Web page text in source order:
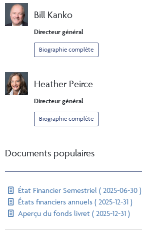
Bill Kanko
Directeur général
Biographie complète
Heather Peirce
Directeur général
Biographie complète
Documents populaires
État Financier Semestriel ( 2025-06-30 )
États financiers annuels ( 2025-12-31 )
Aperçu du fonds livret ( 2025-12-31 )